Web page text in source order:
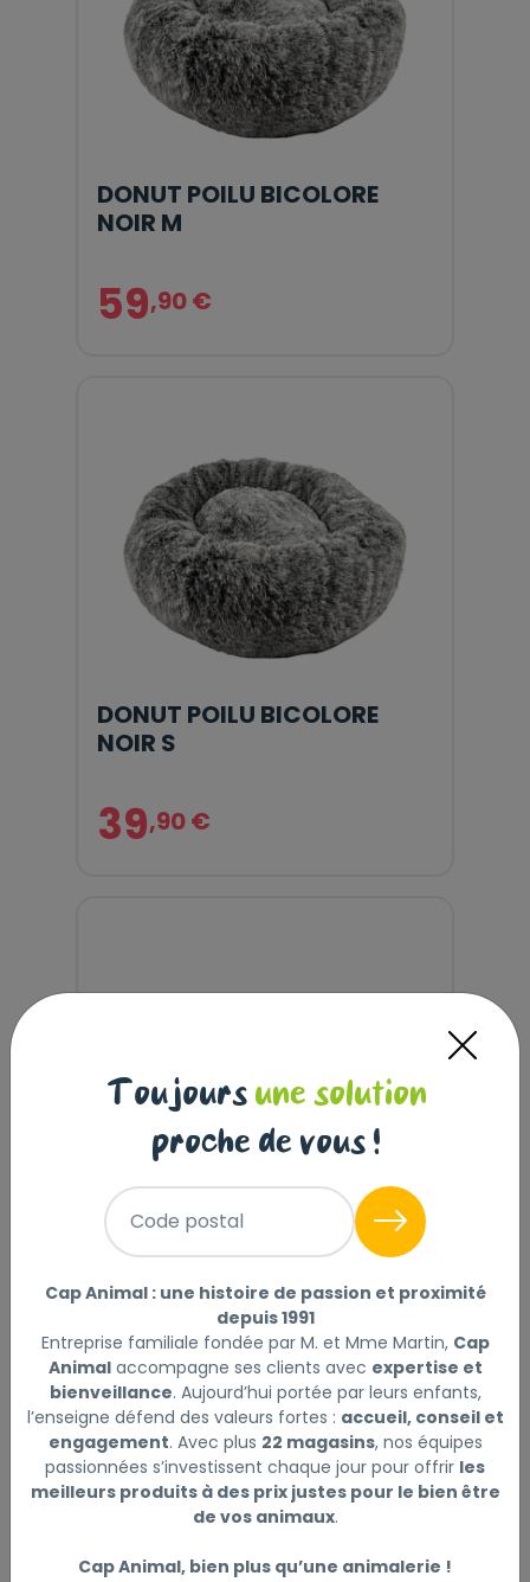
DONUT POILU BICOLORE
NOIR M
59,90 €
DONUT POILU BICOLORE
NOIR S
39,90 €
MEL MATELAS STARGAZE
PEARL GREY 120X90CM
189,90 €
Toujours une solution
proche de vous !
Code postal
Cap Animal : une histoire de passion et proximité
depuis 1991
Entreprise familiale fondée par M. et Mme Martin, Cap
Animalaccompagne ses clients avec expertise et
bienveillance. Aujourd’hui portée par leurs enfants,
l’enseigne défend des valeurs fortes : accueil, conseil et
engagement. Avec plus 22 magasins, nos équipes
passionnées s’investissent chaque jour pour offrir les
meilleurs produits à des prix justes pour le bien être
de vos animaux.
Cap Animal, bien plus qu’une animalerie !